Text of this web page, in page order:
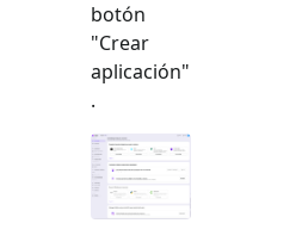
botón
"Crear
aplicación"
.